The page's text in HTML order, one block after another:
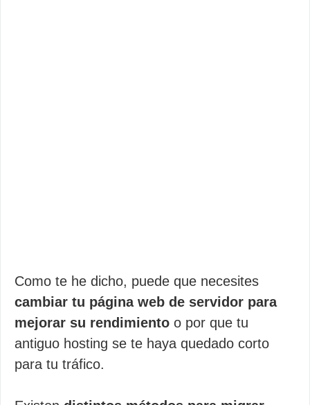
Como te he dicho, puede que necesites
cambiar tu página web de servidor para
mejorar su rendimiento o por que tu
antiguo hosting se te haya quedado corto
para tu tráfico.